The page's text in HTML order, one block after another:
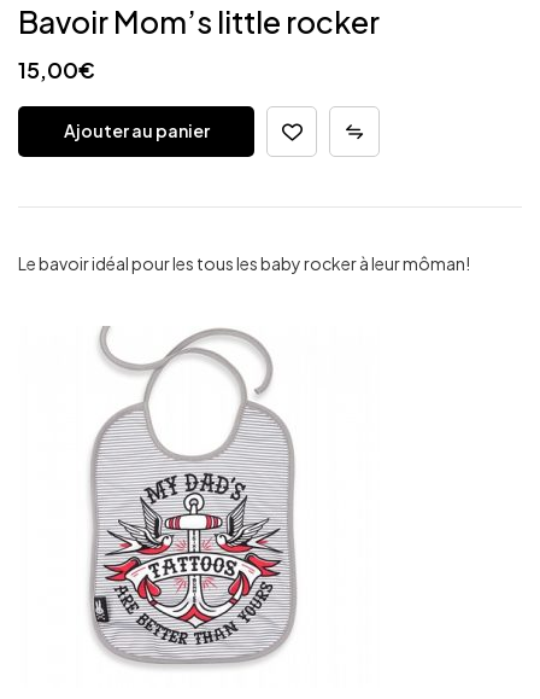
Bavoir Mom’s little rocker
15,00€
Ajouter au panier
Le bavoir idéal pour les tous les baby rocker à leur môman!